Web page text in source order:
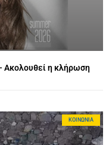
Ακολουθεί η κλήρωση
ΚΟΙΝΩΝΊΑ